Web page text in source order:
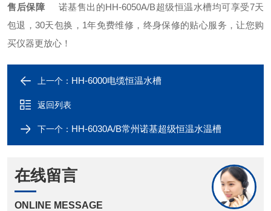
售后保障 诺基售出的HH-6050A/B超级恒温水槽均可享受7天
包退，30天包换，1年免费维修，终身保修的贴心服务，让您购
买仪器更放心！
上一个： HH-6000电缆恒温水槽
返回列表
下一个： HH-6030A/B常州诺基超级恒温水温槽
在线留言
ONLINE MESSAGE